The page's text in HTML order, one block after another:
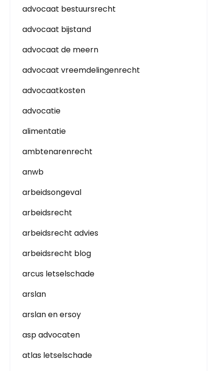
advocaat bestuursrecht
advocaat bijstand
advocaat de meern
advocaat vreemdelingenrecht
advocaatkosten
advocatie
alimentatie
ambtenarenrecht
anwb
arbeidsongeval
arbeidsrecht
arbeidsrecht advies
arbeidsrecht blog
arcus letselschade
arslan
arslan en ersoy
asp advocaten
atlas letselschade